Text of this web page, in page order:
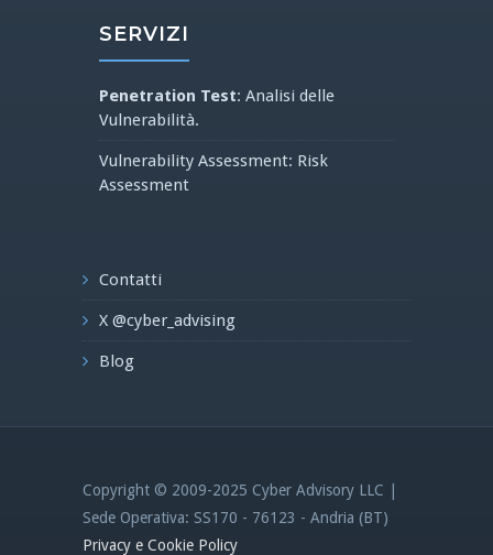
SERVIZI
Penetration Test: Analisi delle
Vulnerabilità.
Vulnerability Assessment: Risk
Assessment
Contatti
X @cyber_advising
Blog
Copyright © 2009-2025 Cyber Advisory LLC |
Sede Operativa: SS170 - 76123 - Andria (BT)
Privacy e Cookie Policy